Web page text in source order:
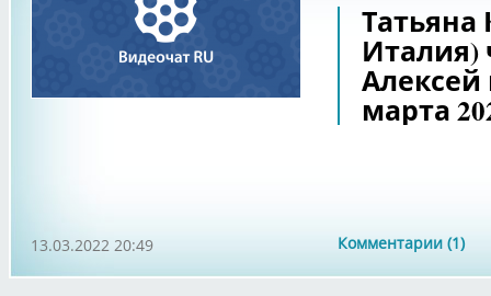
Италия)
Алексей
марта
Комментарии (1)
13.03.2022 20:49